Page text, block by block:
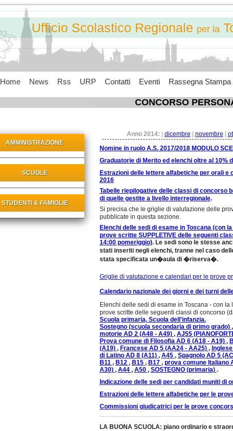
Ufficio Scolastico Regionale per la
Home News Rss URP Contatti Eventi Rassegna Stampa
CONCORSO
AMMINISTRAZIONE
SCUOLE
STUDENTI & FAMIGLIE
Anno 2014: dicembre novembre
Nomine in ruolo A.S. 2017/2018 MODULO
Graduatorie di Merito ed elenchi oltre al 10%
Estrazioni delle lettere alfabetiche per orali e
2016
Tabelle riepilogative delle classi di concorso
di quelle gestite a livello interregionale.
Si precisa che le griglie di valutazione delle
pubblicate in questa sezione.
Elenchi delle sedi di esame in Toscana (con
prove scritte SUPPLETIVE delle seguenti
14:00 pomeriggio). Le sedi sono le stesse
stati inseriti negli elenchi, tranne nel caso
stata specificata un�aula di �riserva�.
Griglie di valutazione e calendari per le prove
Calendario nazionale dei giorni e dei turni
Elenchi delle sedi di esame in Toscana - con
prove scritte delle seguenti classi di concorso
Scuola primaria, Scuola dell'infanzia.
Sostegno (scuola secondaria di primo grado) ,
motorie AD 2 (A48 - A49) , AJ55
Prova comune di Filosofia AD 6 (A18 - A19) ,
(A19) , Francese AD 5 (AA24 - AA25) ,
di Latino AD 8 (A11) , A45 , Spagnolo AD 5
B11 , B12 , B15 , B17 , prova comune Italiano
A30) , A44 , A50 , SOSTEGNO (primaria) .
Indicazione delle sedi per candidati muniti
Estrazioni delle lettere alfabetiche per le
Commissioni giudicatrici per le prove
LA BUONA SCUOLA: piano ordinario e